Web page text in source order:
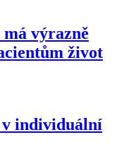
výrazně
život
individuální